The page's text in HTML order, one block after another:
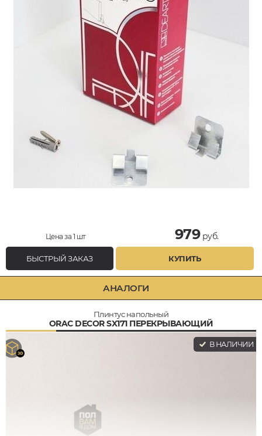
Цена за 1 шт 979руб.
БЫСТРЫЙ ЗАКАЗ КУПИТЬ
АНАЛОГИ
Плинтус напольный
ORAC DECOR SX171 ПЕРЕКРЫВАЮЩИЙ
В НАЛИЧИИ